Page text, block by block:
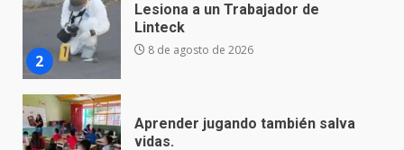
3
Aprender jugando también salva
vidas.
8 de agosto de 2026
Incendio en taller mecánico de
Puerto de Águila: